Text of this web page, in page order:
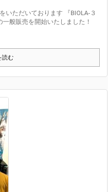
いただいております 『BIOLA‐３
一般販売を開始いたしました！
読む